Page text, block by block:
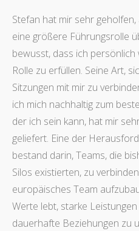
Stefan hat mir sehr geholfen,
eine größere Führungsrolle
bewusst, dass ich
Rolle zu erfüllen. Seine Art,
Sitzungen mit mir zu
ich mich nachhaltig zum
der ich sein kann, hat mir
geliefert. Eine der
bestand darin, Teams, die
Silos existierten, zu
europäisches Team
Werte lebt, starke
dauerhafte Beziehungen zu